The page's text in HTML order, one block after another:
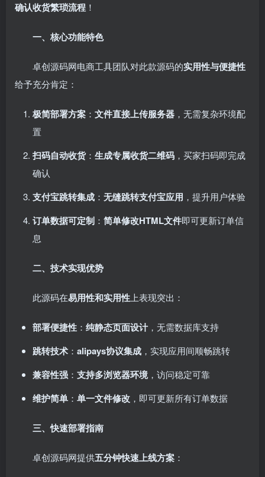
确认收货繁琐流程 ！
一、核心功能特色
卓创源码网电商工具团队对此款源码的实用性与便捷性
给予充分肯定：
极简部署方案 ： 文件直接上传服务器 ，无需复杂环境配
置
扫码自动收货： 生成专属收货二维码 ，买家扫码即完成
确认
支付宝跳转集成 ： 无缝跳转支付宝应用 ，提升用户体验
订单数据可定制 ： 简单修改HTML文件即可更新订单信
息
二、技术实现优势
此源码在易用性和实用性 上表现突出：
部署便捷性 ： 纯静态页面设计，无需数据库支持
跳转技术 ： alipays协议集成 ，实现应用间顺畅跳转
兼容性强 ： 支持多浏览器环境，访问稳定可靠
维护简单 ： 单一文件修改 ，即可更新所有订单数据
三、快速部署指南
卓创源码网提供五分钟快速上线方案 ：